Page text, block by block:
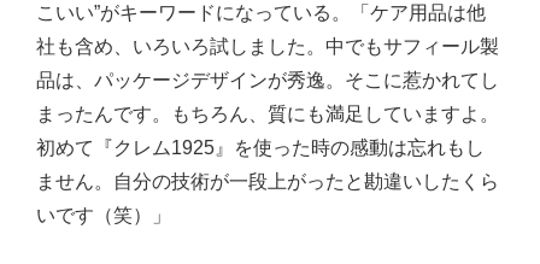
こいい”がキーワードになっている。「ケア用品は他
社も含め、いろいろ試しました。中でもサフィール製
品は、パッケージデザインが秀逸。そこに惹かれてし
まったんです。もちろん、質にも満足していますよ。
初めて『クレム1925』を使った時の感動は忘れもし
ません。自分の技術が一段上がったと勘違いしたくら
いです（笑）」